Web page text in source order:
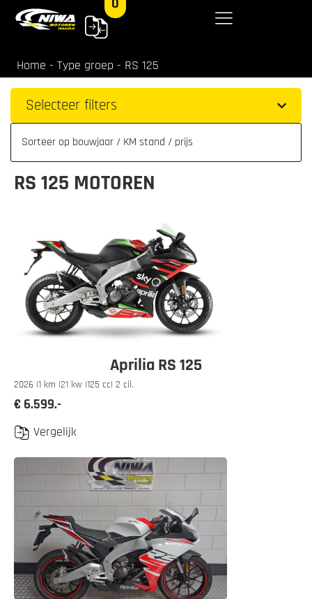
Home - Type groep - RS 125
Selecteer filters
RS 125 MOTOREN
Aprilia RS 125
2026 |1 km |21 kw |125 cc| 2 cil.
€ 6.599.-
Vergelijk